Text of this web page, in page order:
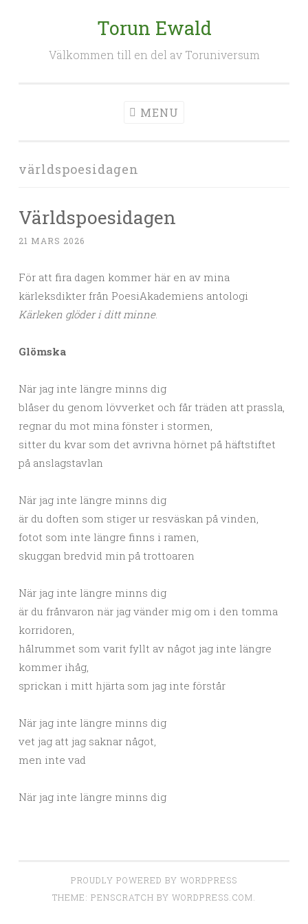
Torun Ewald
Välkommen till en del av Toruniversum
MENU
världspoesidagen
Världspoesidagen
21 MARS 2026
För att fira dagen kommer här en av mina
kärleksdikter från PoesiAkademiens antologi
Kärleken glöder i ditt minne.
Glömska
När jag inte längre minns dig
blåser du genom lövverket och får träden att prassla,
regnar du mot mina fönster i stormen,
sitter du kvar som det avrivna hörnet på häftstiftet
på anslagstavlan
När jag inte längre minns dig
är du doften som stiger ur resväskan på vinden,
fotot som inte längre finns i ramen,
skuggan bredvid min på trottoaren
När jag inte längre minns dig
är du frånvaron när jag vänder mig om i den tomma
korridoren,
hålrummet som varit fyllt av något jag inte längre
kommer ihåg,
sprickan i mitt hjärta som jag inte förstår
När jag inte längre minns dig
vet jag att jag saknar något,
men inte vad
När jag inte längre minns dig
PROUDLY POWERED BY WORDPRESS
THEME: PENSCRATCH BY WORDPRESS.COM